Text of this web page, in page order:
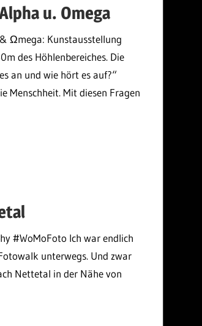
u. Omega
Ωmega: Kunstausstellung
des Höhlenbereiches. Die
an und wie hört es auf?“
Menschheit. Mit diesen Fragen
#WoMoFoto Ich war endlich
unterwegs. Und zwar
Nettetal in der Nähe von